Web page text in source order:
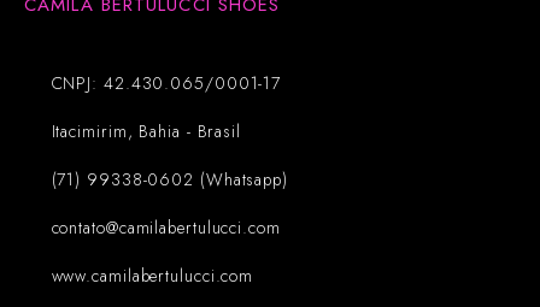
CNPJ: 42.430.065/0001-17
Itacimirim, Bahia - Brasil
(71) 99338-0602 (Whatsapp)
contato@camilabertulucci.com
www.camilabertulucci.com